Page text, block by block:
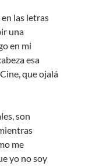
las letras
una
en mi
esa
que ojalá
son
me
yo no soy